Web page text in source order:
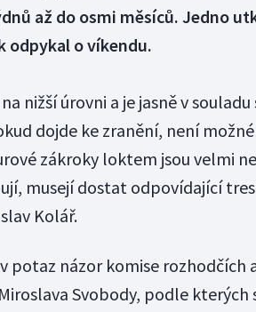
až do osmi měsíců. Jedno
odpykal o víkendu.
nižší úrovni a je jasně v
dojde ke zranění, není
zákroky loktem jsou velmi
musejí dostat odpovídající
Kolář.
potaz názor komise rozhodčích
Svobody, podle kterých